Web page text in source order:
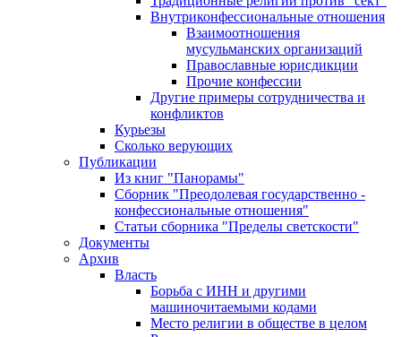
Внутриконфессиональные отношения
Взаимоотношения
мусульманских организаций
Православные юрисдикции
Прочие конфессии
Другие примеры сотрудничества и
конфликтов
Курьезы
Сколько верующих
Публикации
Из книг "Панорамы"
Сборник "Преодолевая государственно -
конфессиональные отношения"
Статьи сборника "Пределы светскости"
Документы
Архив
Власть
Борьба с ИНН и другими
машиночитаемыми кодами
Место религии в обществе в целом